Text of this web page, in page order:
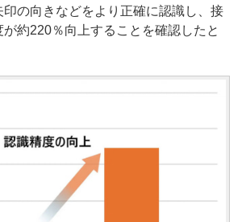
印の向きなどをより正確に認識し、接
約220％向上することを確認したと